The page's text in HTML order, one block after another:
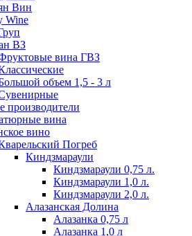
Вин
Wine
ВЗ
вина ГВЗ
объем 1,5 - 3 л
производители
вина
вино
Погреб
Киндзмараули
Киндзмараули 0,75 л.
Киндзмараули 1,0 л.
Киндзмараули 2,0 л.
Алазанская Долина
Алазанка 0,75 л
Алазанка 1,0 л